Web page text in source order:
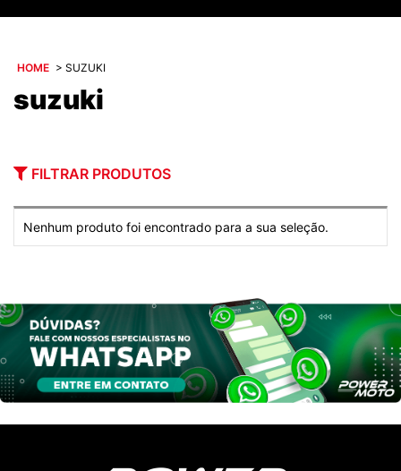
HOME > SUZUKI
suzuki
FILTRAR PRODUTOS
Nenhum produto foi encontrado para a sua seleção.